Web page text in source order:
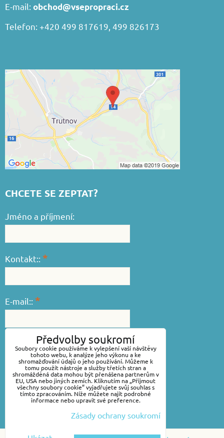
E-mail: obchod@vsepropraci.cz
Telefon: +420 499 817619, 499 826173
CHCETE SE ZEPTAT?
Jméno a příjmení:
Kontakt:: *
E-mail:: *
Váš dotaz::*
Předvolby soukromí
Soubory cookie používáme k vylepšení vaší návštěvy
tohoto webu, k analýze jeho výkonu a ke
shromažďování údajů o jeho používání. Můžeme k
tomu použít nástroje a služby třetích stran a
shromážděná data mohou být přenášena partnerům v
EU, USA nebo jiných zemích. Kliknutím na „Přijmout
všechny soubory cookie“ vyjadřujete svůj souhlas s
tímto zpracováním. Níže můžete najít podrobné
informace nebo upravit své preference.
Zásady ochrany soukromí